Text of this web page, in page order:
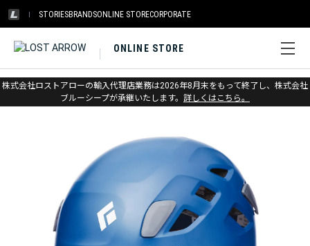
STORIESBRANDSONLINE STORECORPORATE
ONLINE STORE
株式会社ロストアローの輸入代理店業務は2026年8月末をもって終了し、株式会社
ブルーシープが承継いたします。 詳しくはこちら。
ホーム > ブラックダイヤモンド > クライミング > ヘルメット